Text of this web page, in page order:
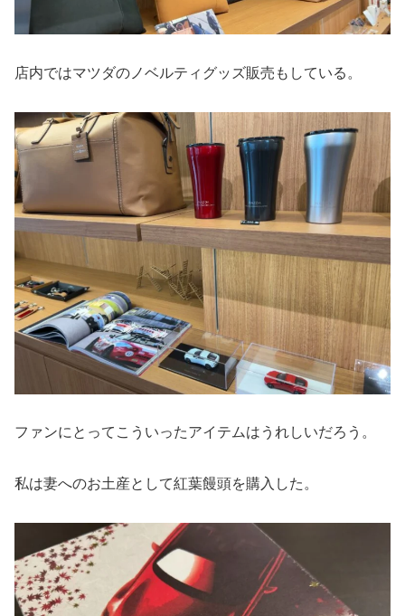
店内ではマツダのノベルティグッズ販売もしている。
ファンにとってこういったアイテムはうれしいだろう。
私は妻へのお土産として紅葉饅頭を購入した。